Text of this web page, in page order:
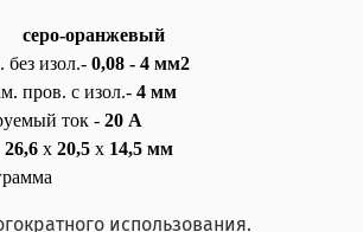
серо-оранжевый
без изол.- 0,08 - 4 мм2
пров. с изол.- 4 мм
ток - 20 А
26,6 x 20,5 x 14,5 мм
использования.